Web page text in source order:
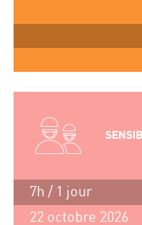
7h / 1 jour
22 octobre 2026